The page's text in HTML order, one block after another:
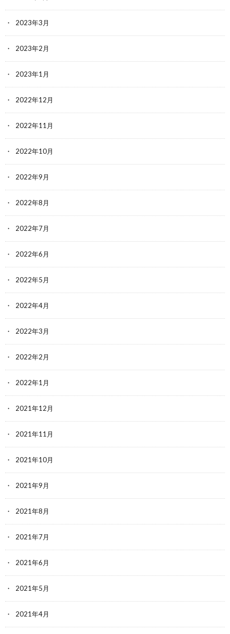
2023年3月
2023年2月
2023年1月
2022年12月
2022年11月
2022年10月
2022年9月
2022年8月
2022年7月
2022年6月
2022年5月
2022年4月
2022年3月
2022年2月
2022年1月
2021年12月
2021年11月
2021年10月
2021年9月
2021年8月
2021年7月
2021年6月
2021年5月
2021年4月